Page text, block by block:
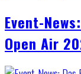
Event-
Open Air